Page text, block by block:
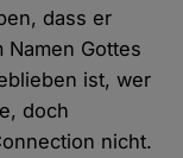
dass er
Gottes
ist, wer
doch
nicht.